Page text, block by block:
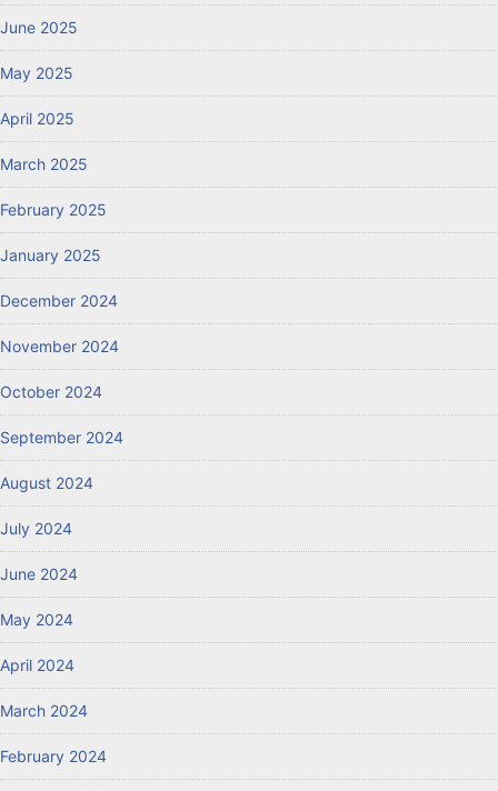
June 2025
May 2025
April 2025
March 2025
February 2025
January 2025
December 2024
November 2024
October 2024
September 2024
August 2024
July 2024
June 2024
May 2024
April 2024
March 2024
February 2024